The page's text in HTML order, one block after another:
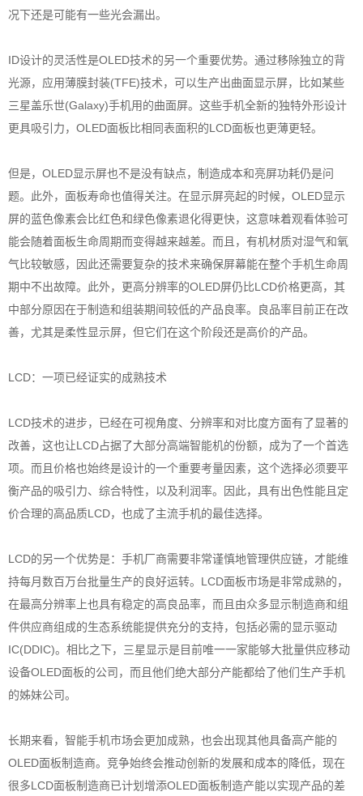
况下还是可能有一些光会漏出。
ID设计的灵活性是OLED技术的另一个重要优势。通过移除独立的背
光源，应用薄膜封装(TFE)技术，可以生产出曲面显示屏，比如某些
三星盖乐世(Galaxy)手机用的曲面屏。这些手机全新的独特外形设计
更具吸引力，OLED面板比相同表面积的LCD面板也更薄更轻。
但是，OLED显示屏也不是没有缺点，制造成本和亮屏功耗仍是问
题。此外，面板寿命也值得关注。在显示屏亮起的时候，OLED显示
屏的蓝色像素会比红色和绿色像素退化得更快，这意味着观看体验可
能会随着面板生命周期而变得越来越差。而且，有机材质对湿气和氧
气比较敏感，因此还需要复杂的技术来确保屏幕能在整个手机生命周
期中不出故障。此外，更高分辨率的OLED屏仍比LCD价格更高，其
中部分原因在于制造和组装期间较低的产品良率。良品率目前正在改
善，尤其是柔性显示屏，但它们在这个阶段还是高价的产品。
LCD：一项已经证实的成熟技术
LCD技术的进步，已经在可视角度、分辨率和对比度方面有了显著的
改善，这也让LCD占据了大部分高端智能机的份额，成为了一个首选
项。而且价格也始终是设计的一个重要考量因素，这个选择必须要平
衡产品的吸引力、综合特性，以及利润率。因此，具有出色性能且定
价合理的高品质LCD，也成了主流手机的最佳选择。
LCD的另一个优势是：手机厂商需要非常谨慎地管理供应链，才能维
持每月数百万台批量生产的良好运转。LCD面板市场是非常成熟的，
在最高分辨率上也具有稳定的高良品率，而且由众多显示制造商和组
件供应商组成的生态系统能提供充分的支持，包括必需的显示驱动
IC(DDIC)。相比之下，三星显示是目前唯一一家能够大批量供应移动
设备OLED面板的公司，而且他们绝大部分产能都给了他们生产手机
的姊妹公司。
长期来看，智能手机市场会更加成熟，也会出现其他具备高产能的
OLED面板制造商。竞争始终会推动创新的发展和成本的降低，现在
很多LCD面板制造商已计划增添OLED面板制造产能以实现产品的差